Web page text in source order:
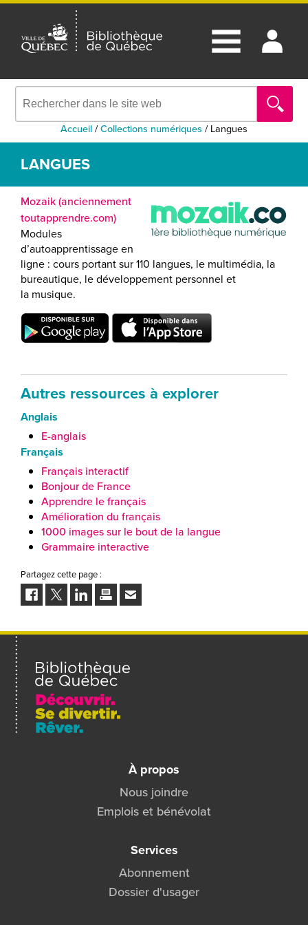
Accueil/Collections numériques / Langues
LANGUES
Mozaik (anciennement
toutapprendre.com)
Modules
d’autoapprentissage en
ligne : cours portant sur 110 langues, le multimédia, la
bureautique, le développement personnel et
la musique.
Autres ressources à explorer
Anglais
E-anglais
Français
Français interactif
Bonjour de France
Apprendre le français
Amélioration du français
1000 images sur le bout de la langue
Grammaire interactive
Partagez cette page :
FacebookTwitterLinkedInImprimerEnvoyer
à
À propos
Nous joindre
Emplois et bénévolat
Services
Abonnement
Dossier d'usager